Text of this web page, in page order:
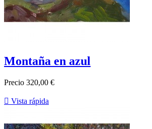
Montaña en azul
Precio 320,00 €
 Vista rápida